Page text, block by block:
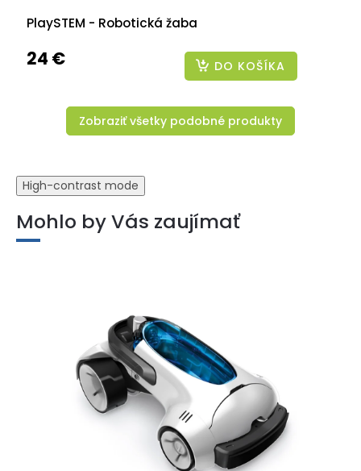
PlaySTEM - Robotická žaba
24 € DO KOŠÍKA
Zobraziť všetky podobné produkty
High-contrast mode
Mohlo by Vás zaujímať